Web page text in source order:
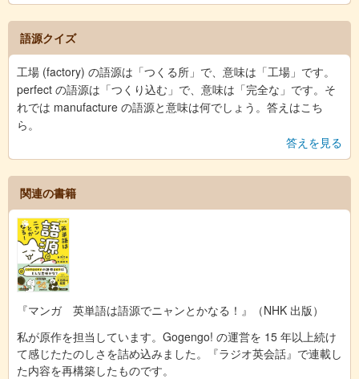
語源クイズ
工場 (factory) の語源は「つくる所」で、意味は「工場」です。
perfect の語源は「つくり込む」で、意味は「完全な」です。そ
れでは manufacture の語源と意味は何でしょう。答えはこち
ら。
答えを見る
関連の書籍
『マンガ 英単語は語源でニャンとかなる！』（NHK 出版）
私が原作を担当しています。Gogengo! の運営を 15 年以上続け
て感じたたのしさを詰め込みました。『ラジオ英会話』で連載し
た内容を再構築したものです。